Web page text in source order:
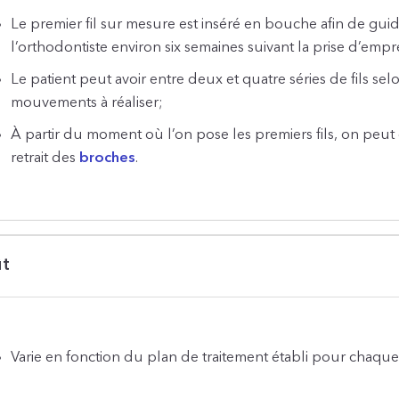
Le premier fil sur mesure est inséré en bouche afin de
l’orthodontiste environ six semaines suivant la prise
Le patient peut avoir entre deux et quatre séries de fils
mouvements à réaliser;
À partir du moment où l’on pose les premiers fils, on
retrait des broches.
Varie en fonction du plan de traitement établi pour